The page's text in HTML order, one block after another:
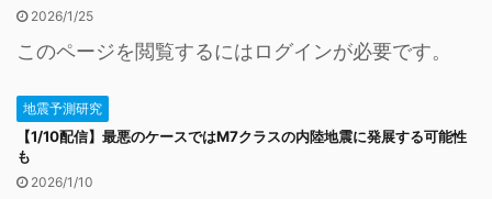
2026/1/25
このページを閲覧するにはログインが必要です。
地震予測研究
【1/10配信】最悪のケースではM7クラスの内陸地震に発展する可能性
も
2026/1/10